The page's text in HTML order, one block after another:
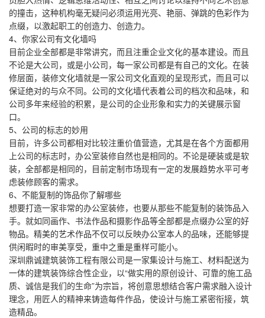
的撞击，这种机构毫无疑问必须运用光亮、艳丽、弹跳的色彩作为
点缀，以激起职工的创造力、创造力。
4、你家公司有文化墙吗
目前企业全部都是非常讲究，而且注重企业文化的基本建设。而且
不论是大公司，或是小公司，每一家公司都是有自己的文化。在装
修层面，装修文化墙就是一家公司文化直观的呈现形式，而且可以
保证绝对的与众不同。公司的文化墙代表着公司的档次和品味，和
公司多年来经验的积累，是公司的企业形象和实力的关键展示窗
口。
5、公司的标志的妙用
目前，许多公司都相对比较注重价值营造，尤其是在各个方面都用
上公司的标志时，办公室装修自然也是相同的。不论是硬装或是软
装，全部都是相同的，目前定制市场现有一定的发展趋势水平可考
虑装修顾客的需求。
6、不能复制的饰品你了解哪些
想要打造一家非常的办公室装修，也要从那些不能复制的装饰品入
手。就如同画作、书法作品和摄影作品等全部都是点缀办公室的好
物品。精美的艺术作品不仅可以反映办公室本人的品味，还能够提
供闲暇时的审美享受，重中之重是重样可能小。
深圳鼎诚建筑装饰工程有限公司是一家集设计与施工、材料配送为
一体的建筑装饰综合性企业，以“做实用的原创设计、可靠的施工品
质、诚信是我们的生命”为宗旨，将创意思想结合客户需求融入设计
理念，用匠人的精神来铸造每件作品，使设计与施工紧密衔接，筑
造精品。